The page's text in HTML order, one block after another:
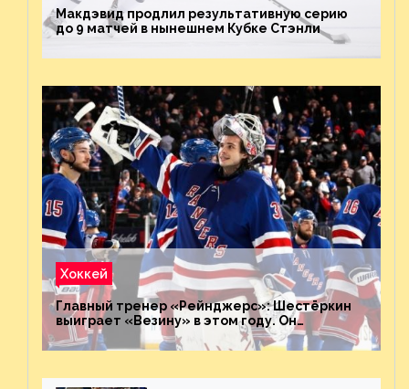
Макдэвид продлил результативную серию
до 9 матчей в нынешнем Кубке Стэнли
Хоккей
Главный тренер «Рейнджерс»: Шестёркин
выиграет «Везину» в этом году. Он
невероятен